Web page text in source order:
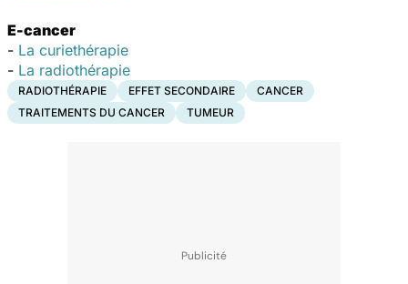
E-cancer
- La curiethérapie
- La radiothérapie
RADIOTHÉRAPIE EFFET SECONDAIRE
CANCER
TRAITEMENTS DU CANCER
TUMEUR